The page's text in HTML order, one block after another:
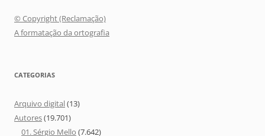
© Copyright (Reclamação)
A formatação da ortografia
CATEGORIAS
Arquivo digital(13)
Autores(19.701)
01. Sérgio Mello (7.642)